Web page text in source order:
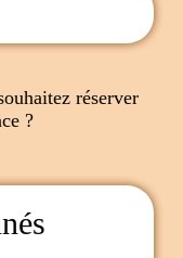
réserver
?